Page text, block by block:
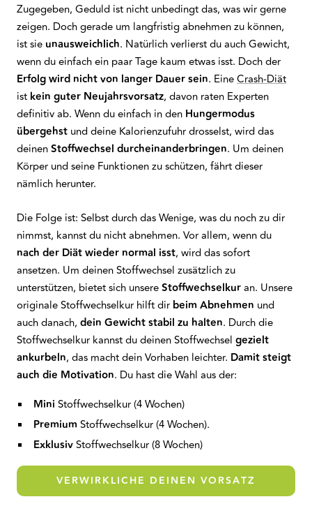
Zugegeben, Geduld ist nicht unbedingt das, was wir gerne
zeigen. Doch gerade um langfristig abnehmen zu können,
ist sie unausweichlich. Natürlich verlierst du auch Gewicht,
wenn du einfach ein paar Tage kaum etwas isst. Doch der
Erfolg wird nicht von langer Dauer sein. EineCrash-Diät
ist kein guter Neujahrsvorsatz, davon raten Experten
definitiv ab. Wenn du einfach in den Hungermodus
übergehst und deine Kalorienzufuhr drosselst, wird das
deinenStoffwechsel durcheinanderbringen. Um deinen
Körper und seine Funktionen zu schützen, fährt dieser
nämlich herunter.
Die Folge ist: Selbst durch das Wenige, was du noch zu dir
nimmst, kannst du nicht abnehmen. Vor allem, wenn du
nach der Diät wieder normal isst, wird das sofort
ansetzen. Um deinen Stoffwechsel zusätzlich zu
unterstützen, bietet sich unsereStoffwechselkuran. Unsere
originale Stoffwechselkur hilft dir beim Abnehmen und
auch danach, dein Gewicht stabil zu halten. Durch die
Stoffwechselkur kannst du deinen Stoffwechsel gezielt
ankurbeln, das macht dein Vorhaben leichter. Damit steigt
auch die Motivation. Du hast die Wahl aus der:
Mini Stoffwechselkur (4 Wochen)
Premium Stoffwechselkur (4 Wochen).
ExklusivStoffwechselkur (8 Wochen)
VERWIRKLICHE DEINEN VORSATZ